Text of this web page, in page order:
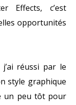
Effects, c’est
opportunités
réussi par le
style graphique
un peu tôt pour